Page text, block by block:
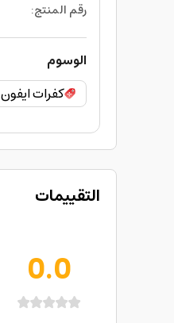
رقم المنتج:
الوسوم
كفرات ايفون
التقييمات
0.0